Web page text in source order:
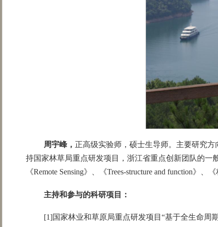
周宇峰， 正高级实验师，硕士生导师。主要研究
持国家林草局重点研发项目，浙江省重点创新团队的一
《Remote Sensing》、《Trees-structure and function
主持和参与的科研项目：
[1]国家林业和草原局重点研发项目“基于全生命周